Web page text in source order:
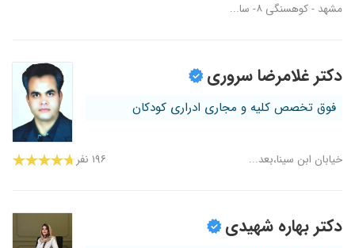
مشهد - کوهسنگی ۸- سا...
دکتر غلامرضا سروری
فوق تخصص کلیه و مجاری ادراری کودکان
خیابان ابن سینا،بعد... ۱۹۶ نفر
دکتر بهاره شهیدی